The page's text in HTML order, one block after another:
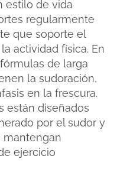
estilo de vida
regularmente
que soporte el
actividad física. En
de larga
la sudoración,
en la frescura.
están diseñados
por el sudor y
mantengan
ejercicio